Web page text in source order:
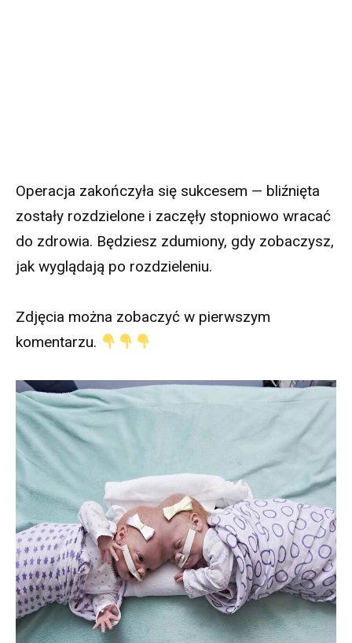
Operacja zakończyła się sukcesem — bliźnięta
zostały rozdzielone i zaczęły stopniowo wracać
do zdrowia. Będziesz zdumiony, gdy zobaczysz,
jak wyglądają po rozdzieleniu.
Zdjęcia można zobaczyć w pierwszym
komentarzu.